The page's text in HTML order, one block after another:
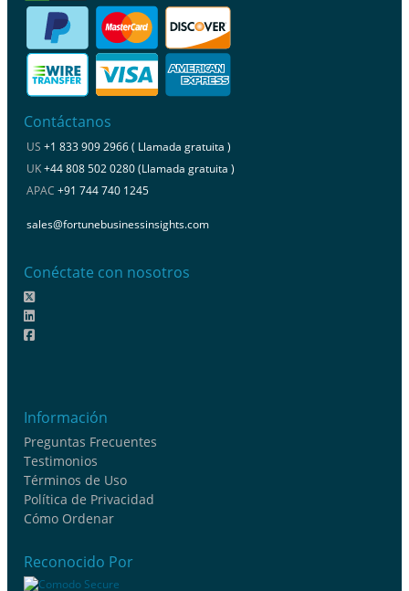
Contáctanos
US +1 833 909 2966 ( Llamada gratuita )
UK+44 808 502 0280 (Llamada gratuita )
APAC +91 744 740 1245
sales@fortunebusinessinsights.com
Conéctate con nosotros
Información
Preguntas Frecuentes
Testimonios
Términos de Uso
Política de Privacidad
Cómo Ordenar
Reconocido Por